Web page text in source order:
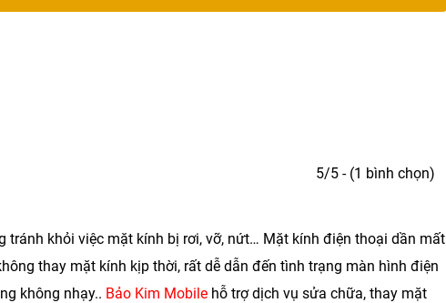
5/5 - (1 bình chọn)
tránh khỏi việc mặt kính bị rơi, vỡ, nứt… Mặt kính điện thoại dần mất
thay mặt kính kịp thời, rất dễ dẫn đến tình trạng màn hình điện
không nhạy.. Bảo Kim Mobile hỗ trợ dịch vụ sửa chữa, thay mặt